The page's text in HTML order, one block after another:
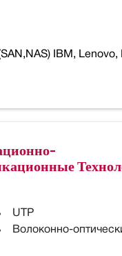
IBM, Lenovo,
UTP
Волоконно-